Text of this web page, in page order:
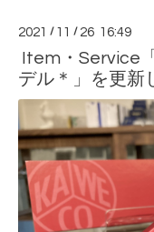
2021 / 11 / 26 16:49
Item・Service
デル＊」を更新